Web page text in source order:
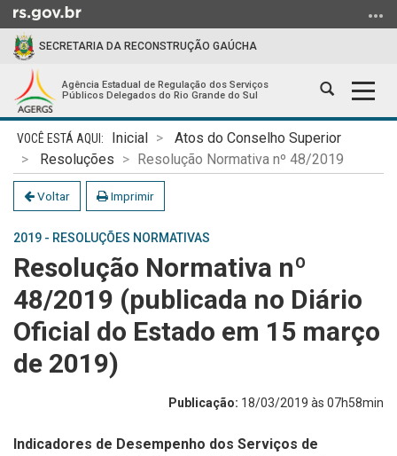
para
conteúdo
para
menu
para
busca
SECRETARIA DA RECONSTRUÇÃO GAÚCHA
Agência Estadual de Regulação dos Serviços
Públicos Delegados do Rio Grande do Sul
Abrir
busca
Início
conteúdo
Inicial
Atos do Conselho Superior
Resoluções
Resolução Normativa nº 48/2019
Voltar Imprimir
2019 - RESOLUÇÕES NORMATIVAS
Resolução Normativa nº
48/2019 (publicada no Diário
Oficial do Estado em 15 março
de 2019)
Publicação: 18/03/2019 às 07h58min
Indicadores de Desempenho dos Serviços de